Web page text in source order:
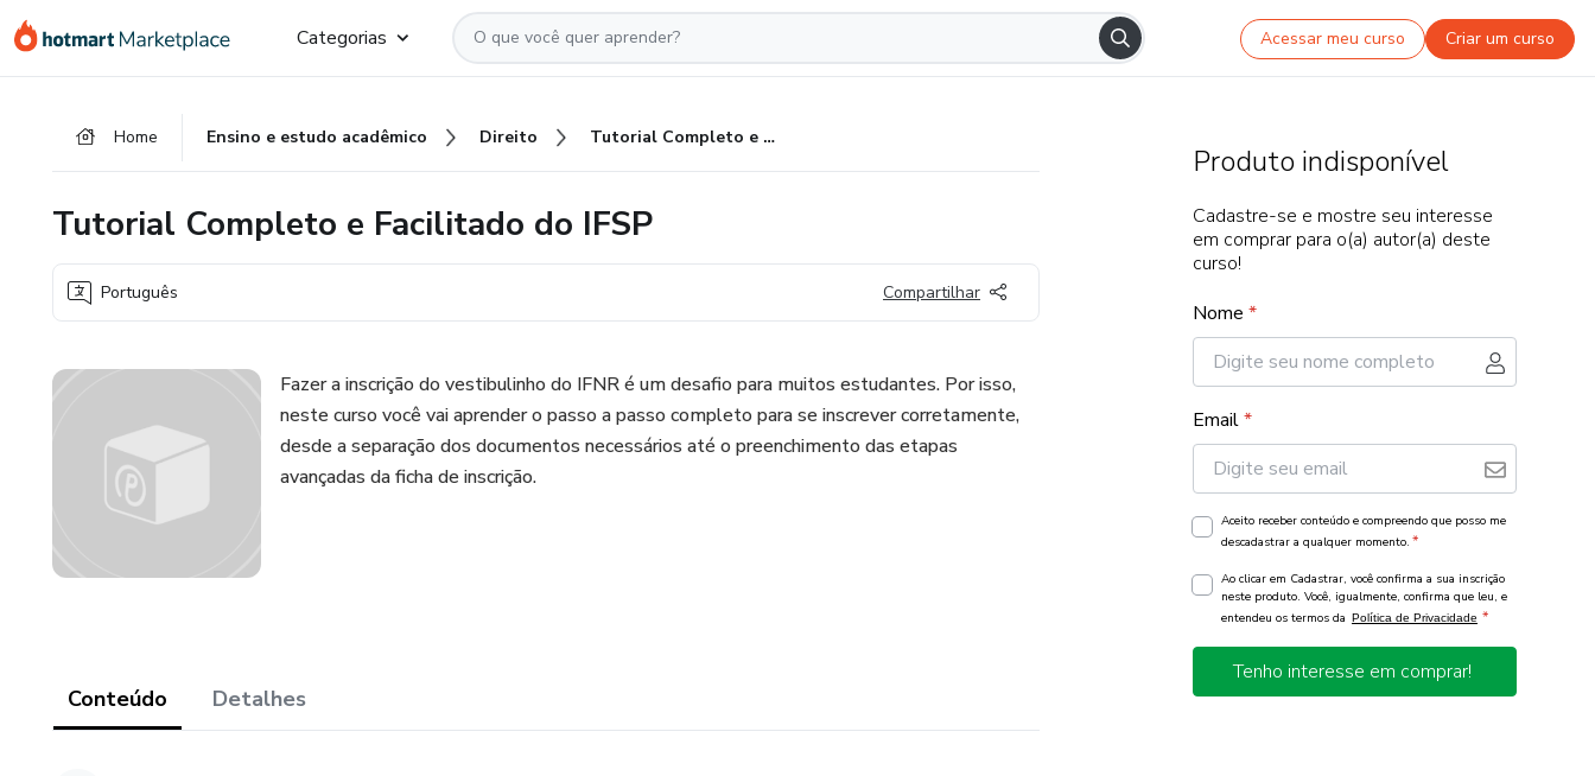
para
para
para
Categorias Acessar meu curso Criar um curso
Home Ensino e estudo acadêmico Direito Tutorial Completo e Facilitado do IFSP
Tutorial Completo e Facilitado do IFSP
Português Compartilhar
Fazer a inscrição do vestibulinho do IFNR é um desafio para muitos estudantes. Por isso,
neste curso você vai aprender o passo a passo completo para se inscrever corretamente,
desde a separação dos documentos necessários até o preenchimento das etapas
avançadas da ficha de inscrição.
Conteúdo Detalhes
Produto indisponível
Cadastre-se e mostre seu interesse
em comprar para o(a) autor(a) deste
curso!
Nome *
Email*
Aceito receber conteúdo e compreendo que posso me
descadastrar a qualquer momento. *
Ao clicar em Cadastrar, você confirma a sua inscrição
neste produto. Você, igualmente, confirma que leu, e
entendeu os termos da Política de Privacidade *
Tenho interesse em comprar!